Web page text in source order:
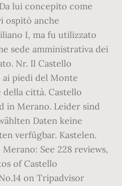
lui concepito come
ospitò anche
I, ma fu utilizzato
sede amministrativa dei
Nr. Il Castello
piedi del Monte
città. Castello
in Merano. Leider sind
Daten keine
verfügbar. Kastelen.
See 228 reviews,
of Castello
on Tripadvisor